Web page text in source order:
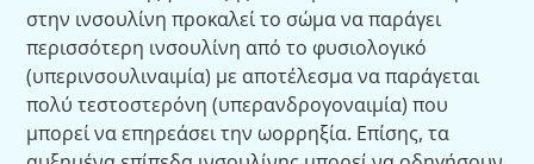
στην ινσουλίνη προκαλεί το σώμα να παράγει
περισσότερη ινσουλίνη από το φυσιολογικό
(υπερινσουλιναιμία) με αποτέλεσμα να παράγεται
πολύ τεστοστερόνη (υπερανδρογοναιμία) που
μπορεί να επηρεάσει την ωορρηξία. Επίσης, τα